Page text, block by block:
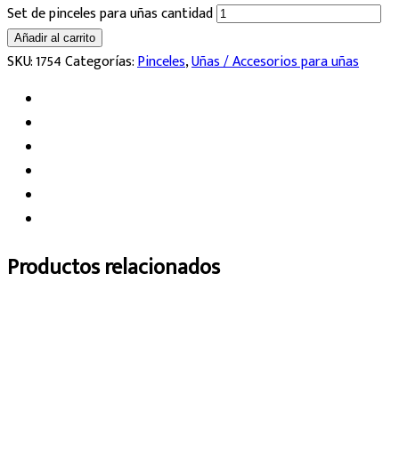
Set de pinceles para uñas cantidad
Añadir al carrito
SKU:1754Categorías:Pinceles,Uñas / Accesorios para uñas
Productos relacionados